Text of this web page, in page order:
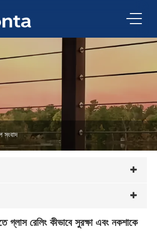
সংবাদ
গ্লাস রেলিং কীভাবে সুরক্ষা এবং নকশাকে